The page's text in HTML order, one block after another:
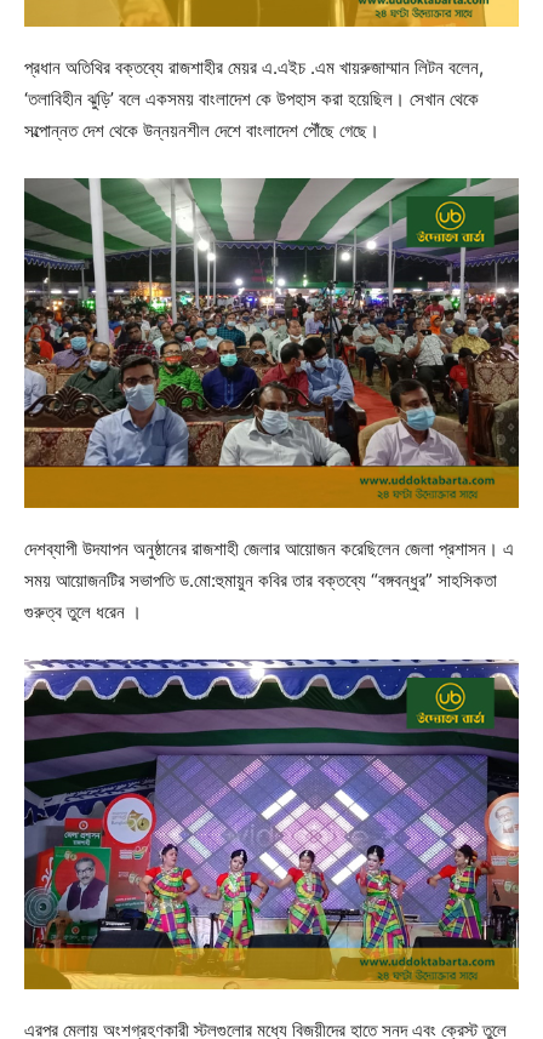
প্রধান অতিথির বক্তব্যে রাজশাহীর মেয়র এ.এইচ .এম খায়রুজাম্মান লিটন বলেন,
‘তলাবিহীন ঝুড়ি’ বলে একসময় বাংলাদেশ কে উপহাস করা হয়েছিল। সেখান থেকে
সল্পোন্নত দেশ থেকে উন্নয়নশীল দেশে বাংলাদেশ পৌঁছে গেছে।
দেশব্যাপী উদযাপন অনুষ্ঠানের রাজশাহী জেলার আয়োজন করেছিলেন জেলা প্রশাসন। এ
সময় আয়োজনটির সভাপতি ড.মো:হুমায়ুন কবির তার বক্তব্যে “বঙ্গবন্ধুর” সাহসিকতা
গুরুত্ব তুলে ধরেন ।
এরপর মেলায় অংশগ্রহণকারী স্টলগুলোর মধ্যে বিজয়ীদের হাতে সনদ এবং ক্রেস্ট তুলে